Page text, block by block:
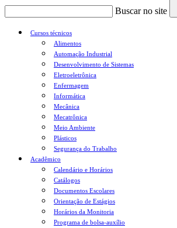
Buscar no site
Cursos técnicos
Alimentos
Automação Industrial
Desenvolvimento de Sistemas
Eletroeletrônica
Enfermagem
Informática
Mecânica
Mecatrônica
Meio Ambiente
Plásticos
Segurança do Trabalho
Acadêmico
Calendário e Horários
Catálogos
Documentos Escolares
Orientação de Estágios
Horários da Monitoria
Programa de bolsa-auxílio